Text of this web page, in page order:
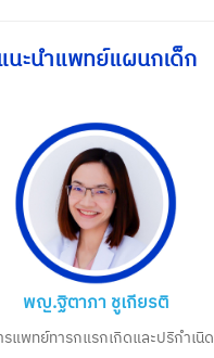
นะนำแพทย์แผนกเด็ก
พญ.ฐิตาภา ชูเกียรติ
แพทย์ทารกแรกเกิดและปริกำเนิด